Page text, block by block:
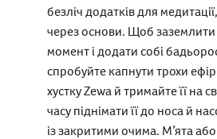
безліч додатків для
через основи. Щоб заземлити
момент і додати собі
спробуйте капнути трохи
хустку Zewa й тримайте її на
часу піднімати її до носа й
із закритими очима. М’ята